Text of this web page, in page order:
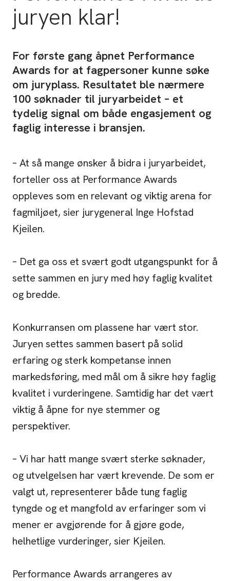
juryen klar!
For første gang åpnet Performance
Awards for at fagpersoner kunne søke
om juryplass. Resultatet ble nærmere
100 søknader til juryarbeidet – et
tydelig signal om både engasjement og
faglig interesse i bransjen.
– At så mange ønsker å bidra i juryarbeidet,
forteller oss at Performance Awards
oppleves som en relevant og viktig arena for
fagmiljøet, sier jurygeneral Inge Hofstad
Kjeilen.
– Det ga oss et svært godt utgangspunkt for å
sette sammen en jury med høy faglig kvalitet
og bredde.
Konkurransen om plassene har vært stor.
Juryen settes sammen basert på solid
erfaring og sterk kompetanse innen
markedsføring, med mål om å sikre høy faglig
kvalitet i vurderingene. Samtidig har det vært
viktig å åpne for nye stemmer og
perspektiver.
– Vi har hatt mange svært sterke søknader,
og utvelgelsen har vært krevende. De som er
valgt ut, representerer både tung faglig
tyngde og et mangfold av erfaringer som vi
mener er avgjørende for å gjøre gode,
helhetlige vurderinger, sier Kjeilen.
Performance Awards arrangeres av